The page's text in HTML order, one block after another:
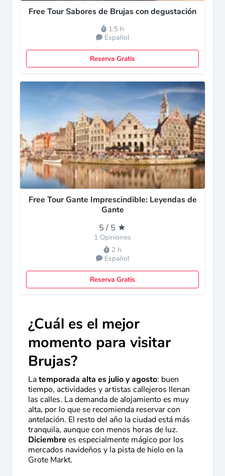
Free Tour Sabores de Brujas con degustación
1.5 h
Español
Reserva Gratis
Free Tour Gante Imprescindible: Leyendas de
Gante
5 / 5 ★
1 Opiniones
2 h
Español
Reserva Gratis
¿Cuál es el mejor
momento para visitar
Brujas?
Latemporada alta es julio y agosto: buen
tiempo, actividades y artistas callejeros llenan
las calles. La demanda de alojamiento es muy
alta, por lo que se recomienda reservar con
antelación. El resto del año la ciudad está más
tranquila, aunque con menos horas de luz.
Diciembre es especialmente mágico por los
mercados navideños y la pista de hielo en la
Grote Markt.